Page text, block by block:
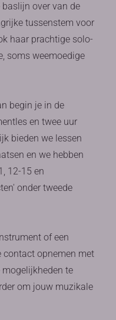
baslijn over van de
tussenstem voor
haar prachtige solo-
soms weemoedige
begin je in de
en twee uur
bieden we lessen
en we hebben
12-15 en
onder tweede
of een
contact opnemen met
te
om jouw muzikale